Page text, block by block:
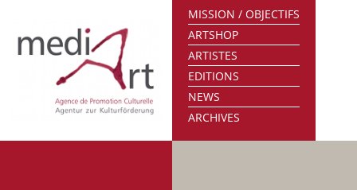
MISSION / OBJECTIFS
ARTSHOP
ARTISTES
EDITIONS
NEWS
ARCHIVES